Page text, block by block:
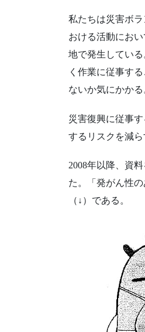
私たちは災害ボ
おける活動にお
地で発生してい
く作業に従事す
ないか気にかかる
災害復興に従事
するリスクを減ら
2008年以降、資
た。「発がん性
（↓）である。